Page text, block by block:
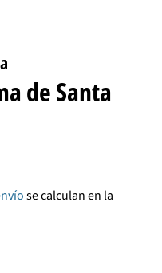
de Santa
se calculan en la